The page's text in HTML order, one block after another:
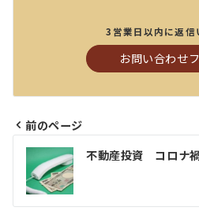
3営業日以内に返信
お問い合わせ
投
稿
ナ
前のページ
不動産投資 コロナ